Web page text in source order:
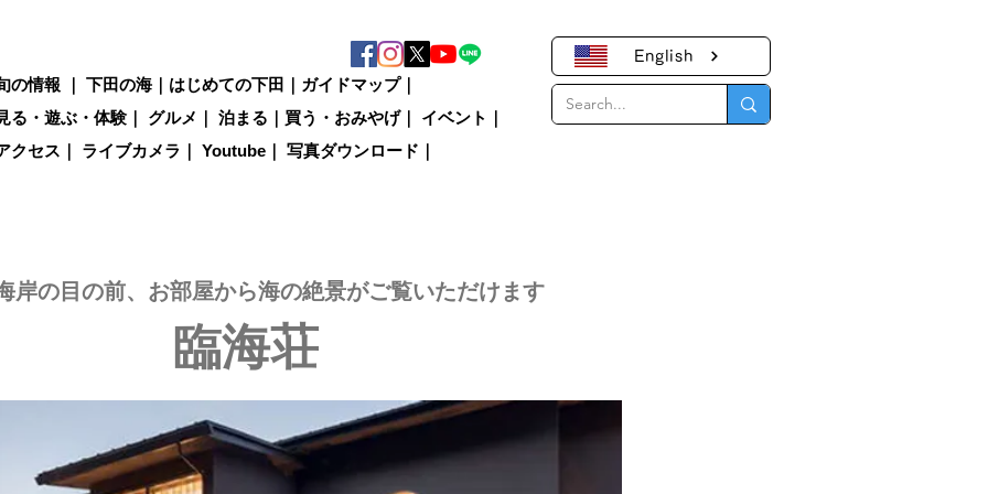
の情報 ｜ 下田の海 ｜ はじめての下田 ｜ ガイドマップ｜
る・遊ぶ・体験｜ グルメ ｜ 泊まる ｜ 買う・おみやげ｜ イベント｜
クセス ｜ ライブカメラ ｜ Youtube ｜ 写真ダウンロード ｜
English
岸の目の前、お部屋から海の絶景がご覧いただけます
臨海荘